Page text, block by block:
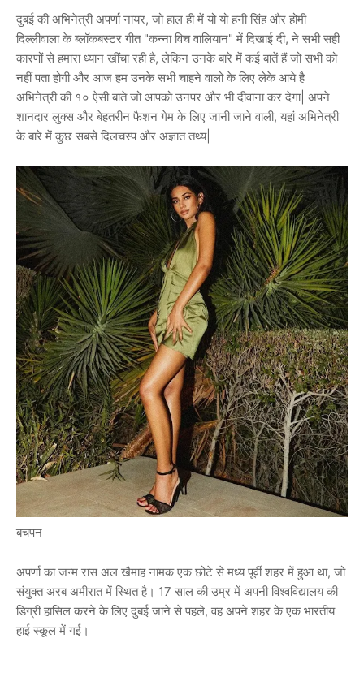
दुबई की अभिनेत्री अपर्णा नायर, जो हाल ही में यो यो हनी सिंह और होमी
दिल्लीवाला के ब्लॉकबस्टर गीत "कन्ना विच वालियान" में दिखाई दी, ने सभी सही
कारणों से हमारा ध्यान खींचा रही है, लेकिन उनके बारे में कई बातें हैं जो सभी को
नहीं पता होगी और आज हम उनके सभी चाहने वालो के लिए लेके आये है
अभिनेत्री की १० ऐसी बाते जो आपको उनपर और भी दीवाना कर देगा| अपने
शानदार लुक्स और बेहतरीन फैशन गेम के लिए जानी जाने वाली, यहां अभिनेत्री
के बारे में कुछ सबसे दिलचस्प और अज्ञात तथ्य|
बचपन
अपर्णा का जन्म रास अल खैमाह नामक एक छोटे से मध्य पूर्वी शहर में हुआ था, जो
संयुक्त अरब अमीरात में स्थित है। 17 साल की उम्र में अपनी विश्वविद्यालय की
डिग्री हासिल करने के लिए दुबई जाने से पहले, वह अपने शहर के एक भारतीय
हाई स्कूल में गई।